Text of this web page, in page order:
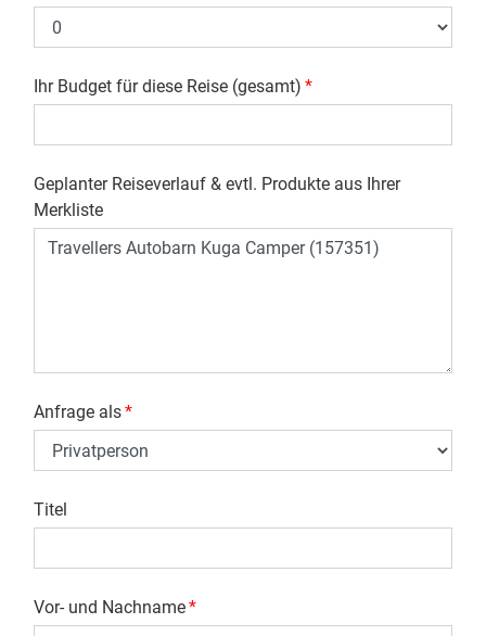
Ihr Budget für diese Reise (gesamt) *
Geplanter Reiseverlauf & evtl. Produkte aus Ihrer
Merkliste
Anfrage als*
Titel
Vor- und Nachname*